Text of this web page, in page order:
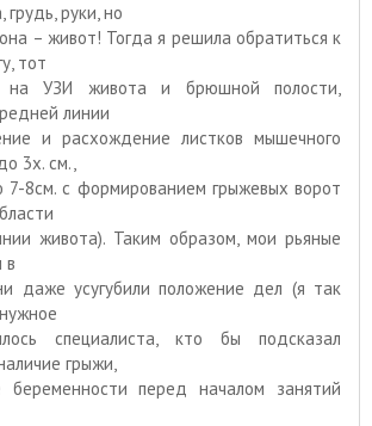
грудь, руки, но
– живот! Тогда я решила обратиться к
тот
на УЗИ живота и брюшной полости,
линии
и расхождение листков мышечного
3х. см.,
7-8см. с формированием грыжевых ворот
живота). Таким образом, мои рьяные
в
даже усугубили положение дел (я так
специалиста, кто бы подсказал
грыжи,
беременности перед началом занятий